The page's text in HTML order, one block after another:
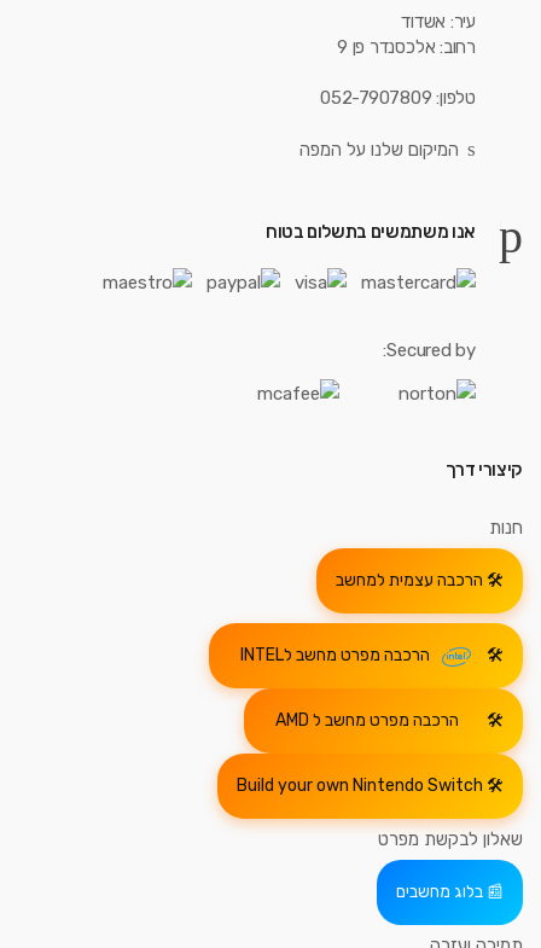
עיר: אשדוד
רחוב: אלכסנדר פן 9
טלפון: 052-7907809
המיקום שלנו על המפה
אנו משתמשים בתשלום בטוח
Secured by:
קיצורי דרך
חנות
הרכבה עצמית למחשב
הרכבה מפרט מחשב לINTEL
הרכבה מפרט מחשב ל AMD
Build your own Nintendo Switch
שאלון לבקשת מפרט
בלוג מחשבים